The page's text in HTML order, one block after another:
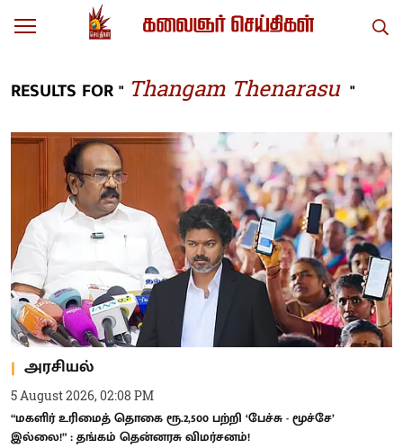
RESULTS FOR " Thangam Thenarasu "
அரசியல்
5 August 2026, 02:08 PM
“மகளிர் உரிமைத் தொகை ரூ.2,500 பற்றி ‘பேச்சு - மூச்சே’
இல்லை!” : தங்கம் தென்னரசு விமர்சனம்!